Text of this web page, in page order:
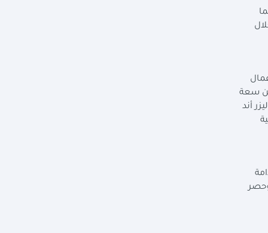
سعة
يوم إلى 36000 م3/يوم (أعمال ليزر أند
وحصر